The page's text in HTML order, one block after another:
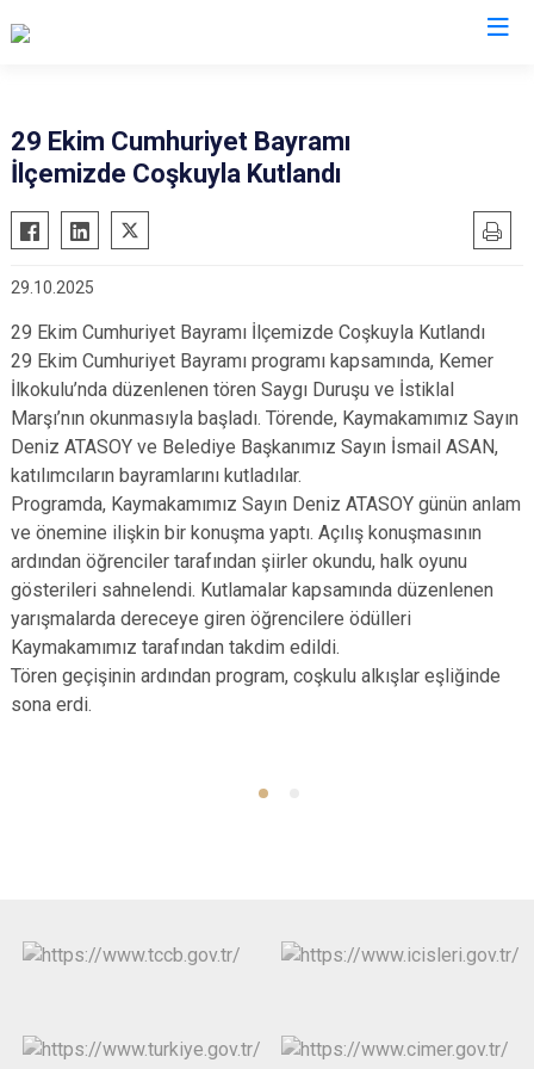
Ağlasun
Altınyayla
Çavdır
Çeltikçi
Gölhisar
Yeşilova
29 Ekim Cumhuriyet Bayramı
İlçemizde Coşkuyla Kutlandı
29.10.2025
29 Ekim Cumhuriyet Bayramı İlçemizde Coşkuyla Kutlandı
29 Ekim Cumhuriyet Bayramı programı kapsamında, Kemer
İlkokulu’nda düzenlenen tören Saygı Duruşu ve İstiklal
Marşı’nın okunmasıyla başladı. Törende, Kaymakamımız Sayın
Deniz ATASOY ve Belediye Başkanımız Sayın İsmail ASAN,
katılımcıların bayramlarını kutladılar.
Programda, Kaymakamımız Sayın Deniz ATASOY günün anlam
ve önemine ilişkin bir konuşma yaptı. Açılış konuşmasının
ardından öğrenciler tarafından şiirler okundu, halk oyunu
gösterileri sahnelendi. Kutlamalar kapsamında düzenlenen
yarışmalarda dereceye giren öğrencilere ödülleri
Kaymakamımız tarafından takdim edildi.
Tören geçişinin ardından program, coşkulu alkışlar eşliğinde
sona erdi.